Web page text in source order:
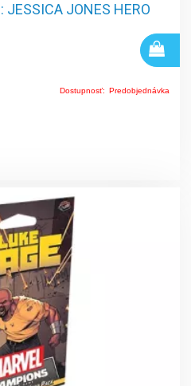
JESSICA JONES HERO
Dostupnosť: Predobjednávka